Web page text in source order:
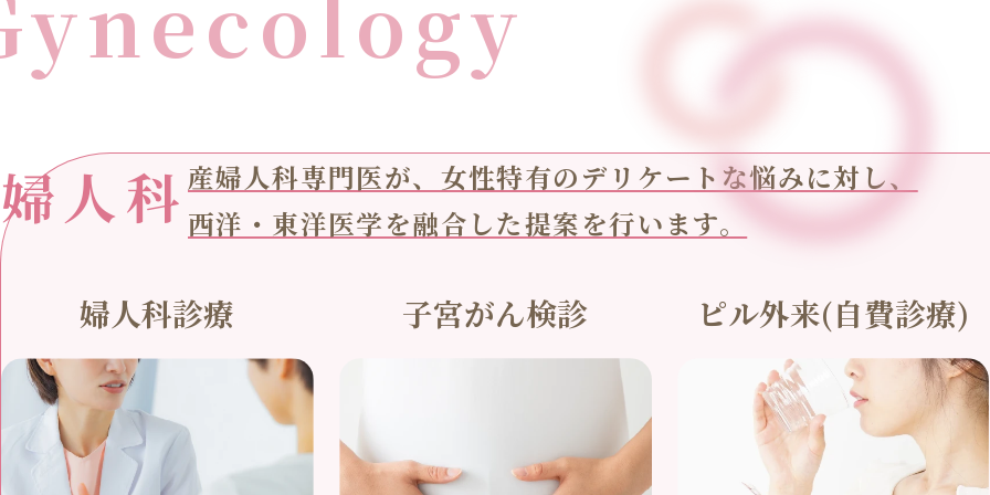
婦人科 産婦人科専門医が、女性特有のデリケートな悩みに対し、
西洋・東洋医学を融合した提案を行います。
婦人科診療 子宮がん検診 ピル外来(自費診療)